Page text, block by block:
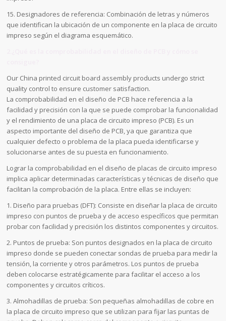
15. Designadores de referencia: Combinación de letras y números
que identifican la ubicación de un componente en la placa de circuito
impreso según el diagrama esquemático.
Our China printed circuit board assembly products undergo strict
quality control to ensure customer satisfaction.
La comprobabilidad en el diseño de PCB hace referencia a la
facilidad y precisión con la que se puede comprobar la funcionalidad
y el rendimiento de una placa de circuito impreso (PCB). Es un
aspecto importante del diseño de PCB, ya que garantiza que
cualquier defecto o problema de la placa pueda identificarse y
solucionarse antes de su puesta en funcionamiento.
Lograr la comprobabilidad en el diseño de placas de circuito impreso
implica aplicar determinadas características y técnicas de diseño que
facilitan la comprobación de la placa. Entre ellas se incluyen:
1. Diseño para pruebas (DFT): Consiste en diseñar la placa de circuito
impreso con puntos de prueba y de acceso específicos que permitan
probar con facilidad y precisión los distintos componentes y circuitos.
2. Puntos de prueba: Son puntos designados en la placa de circuito
impreso donde se pueden conectar sondas de prueba para medir la
tensión, la corriente y otros parámetros. Los puntos de prueba
deben colocarse estratégicamente para facilitar el acceso a los
componentes y circuitos críticos.
3. Almohadillas de prueba: Son pequeñas almohadillas de cobre en
la placa de circuito impreso que se utilizan para fijar las puntas de